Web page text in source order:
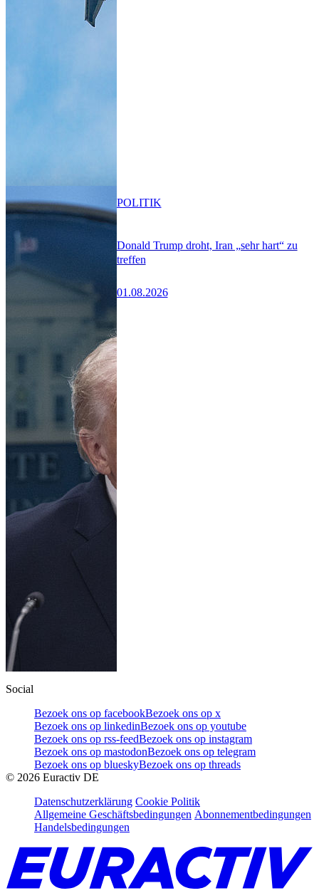
Donald Trump droht, Iran „sehr hart“ zu
treffen
01.08.2026
POLITIK
Social
Bezoek ons op facebookBezoek ons op x
Bezoek ons op linkedinBezoek ons op youtube
Bezoek ons op rss-feedBezoek ons op instagram
Bezoek ons op mastodonBezoek ons op telegram
Bezoek ons op blueskyBezoek ons op threads
© 2026 Euractiv DE
Datenschutzerklärung Cookie Politik
Allgemeine Geschäftsbedingungen Abonnementbedingungen
Handelsbedingungen